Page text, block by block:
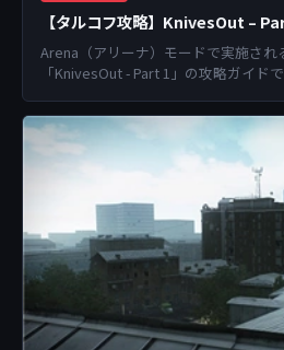
【タルコフ攻略】KnivesOut –
Arena（アリーナ）モードで実施され
「KnivesOut - Part 1」の攻略ガイド